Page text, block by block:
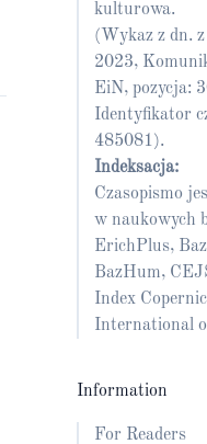
kulturowa.
(Wykaz z dn.
2023,
EiN, pozycja:
Identyfikator
485081).
Indeksacja:
Czasopismo
w naukowych
ErichPlus,
BazHum,
Index
International
Information
For Readers